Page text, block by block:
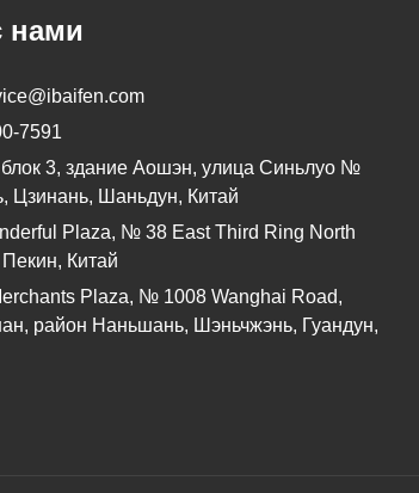
нами
7591
блок 3, здание Аошэн, улица Синьлуо №
Цзинань, Шаньдун, Китай
Plaza, № 38 East Third Ring North
Китай
Plaza, № 1008 Wanghai Road,
район Наньшань, Шэньчжэнь, Гуандун,